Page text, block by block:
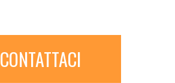
CONTATTACI